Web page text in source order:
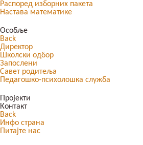
Распоред изборних пакета
Настава математике
Особље
Back
Директор
Школски одбор
Запослени
Савет родитеља
Педагошко-психолошка служба
Пројекти
Контакт
Back
Инфо страна
Питајте нас